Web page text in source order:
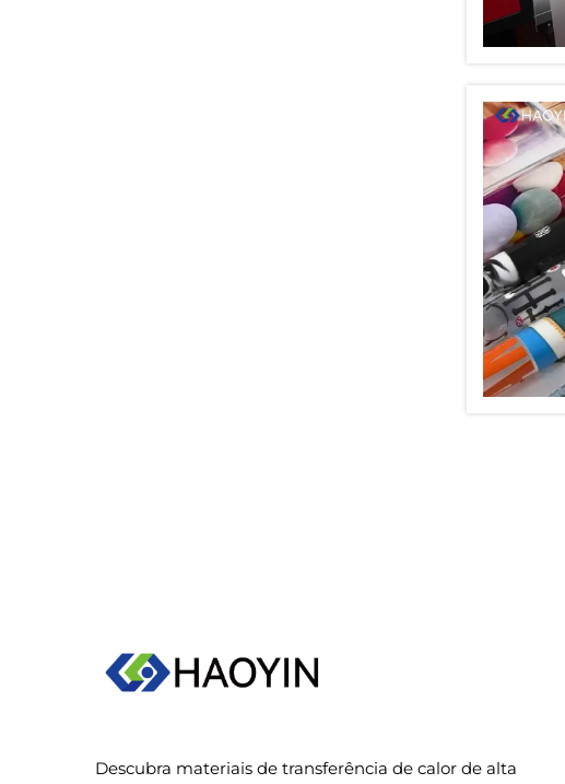
Descubra materiais de transferência de calor de alta